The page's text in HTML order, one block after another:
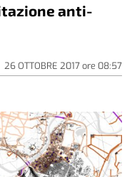
anti-
26 OTTOBRE 2017ore 08:57